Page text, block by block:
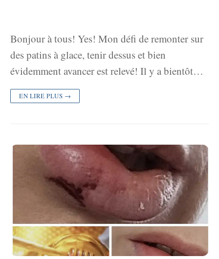
Bonjour à tous! Yes! Mon défi de remonter sur
des patins à glace, tenir dessus et bien
évidemment avancer est relevé! Il y a bientôt…
EN LIRE PLUS →